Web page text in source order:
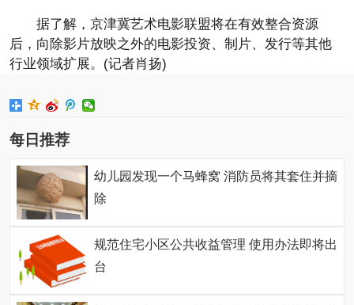
据了解，京津冀艺术电影联盟将在有效整合资源
后，向除影片放映之外的电影投资、制片、发行等其他
行业领域扩展。(记者肖扬)
每日推荐
幼儿园发现一个马蜂窝 消防员将其套住并摘
除
规范住宅小区公共收益管理 使用办法即将出
台